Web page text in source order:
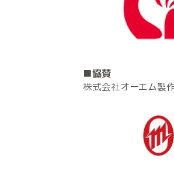
■協賛
株式会社オーエム製